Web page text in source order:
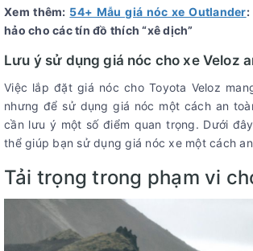
Xem thêm: 54+ Mẫu giá nóc xe Outlander
hảo cho các tín đồ thích “xê dịch”
Lưu ý sử dụng giá nóc cho xe Veloz
Việc lắp đặt giá nóc cho Toyota Veloz
nhưng để sử dụng giá nóc một cách an
cần lưu ý một số điểm quan trọng. Dưới
thể giúp bạn sử dụng giá nóc xe một cách
Tải trọng trong phạm vi